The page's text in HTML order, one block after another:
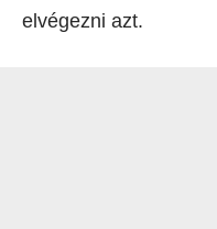
elvégezni azt.